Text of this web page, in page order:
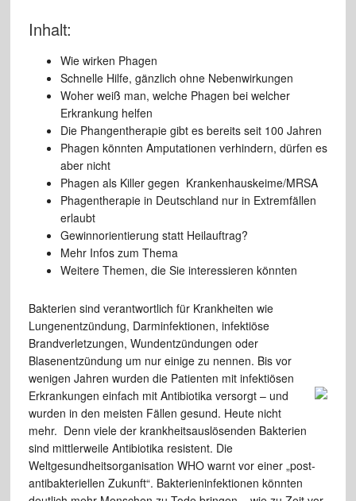
Inhalt:
Wie wirken Phagen
Schnelle Hilfe, gänzlich ohne Nebenwirkungen
Woher weiß man, welche Phagen bei welcher
Erkrankung helfen
Die Phangentherapie gibt es bereits seit 100 Jahren
Phagen könnten Amputationen verhindern, dürfen es
aber nicht
Phagen als Killer gegen Krankenhauskeime/MRSA
Phagentherapie in Deutschland nur in Extremfällen
erlaubt
Gewinnorientierung statt Heilauftrag?
Mehr Infos zum Thema
Weitere Themen, die Sie interessieren könnten
Bakterien sind verantwortlich für Krankheiten wie
Lungenentzündung, Darminfektionen, infektiöse
Brandverletzungen, Wundentzündungen oder
Blasenentzündung um nur einige zu nennen. Bis vor
wenigen Jahren wurden die Patienten mit infektiösen
Erkrankungen einfach mit Antibiotika versorgt – und
wurden in den meisten Fällen gesund. Heute nicht
mehr. Denn viele der krankheitsauslösenden Bakterien
sind mittlerweile Antibiotika resistent. Die
Weltgesundheitsorganisation WHO warnt vor einer „post-
antibakteriellen Zukunft“. Bakterieninfektionen könnten